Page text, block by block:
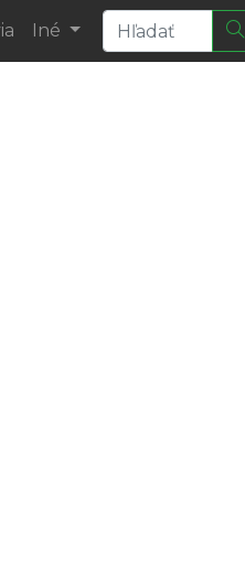
Iné